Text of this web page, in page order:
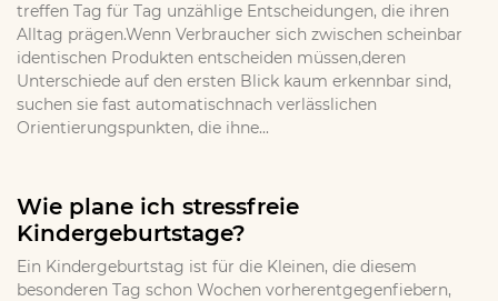
treffen Tag für Tag unzählige Entscheidungen, die ihren
Alltag prägen.Wenn Verbraucher sich zwischen scheinbar
identischen Produkten entscheiden müssen,deren
Unterschiede auf den ersten Blick kaum erkennbar sind,
suchen sie fast automatischnach verlässlichen
Orientierungspunkten, die ihne...
Wie plane ich stressfreie
Kindergeburtstage?
Ein Kindergeburtstag ist für die Kleinen, die diesem
besonderen Tag schon Wochen vorherentgegenfiebern,